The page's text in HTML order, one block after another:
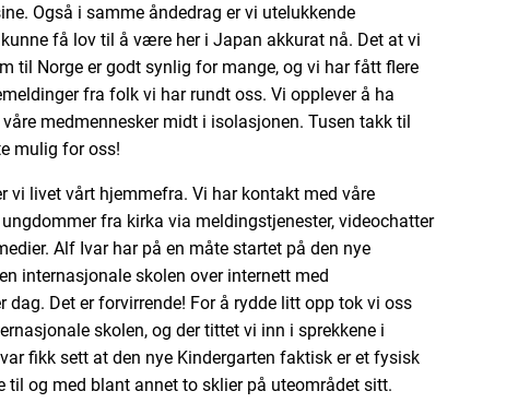
Også i samme åndedrag er vi utelukkende
få lov til å være her i Japan akkurat nå. Det at vi
til Norge er godt synlig for mange, og vi har fått flere
fra folk vi har rundt oss. Vi opplever å ha
medmennesker midt i isolasjonen. Tusen takk til
mulig for oss!
vi livet vårt hjemmefra. Vi har kontakt med våre
ungdommer fra kirka via meldingstjenester, videochatter
Alf Ivar har på en måte startet på den nye
internasjonale skolen over internett med
dag. Det er forvirrende! For å rydde litt opp tok vi oss
skolen, og der tittet vi inn i sprekkene i
fikk sett at den nye Kindergarten faktisk er et fysisk
til og med blant annet to sklier på uteområdet sitt.